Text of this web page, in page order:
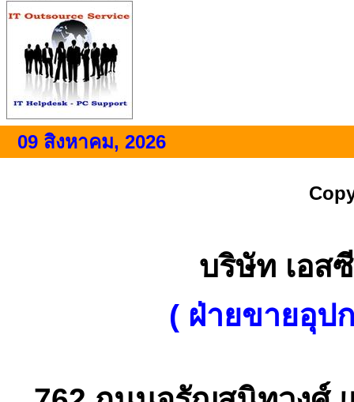
09 สิงหาคม, 2026
บริษัท เอส
( ฝ่ายขายอุป